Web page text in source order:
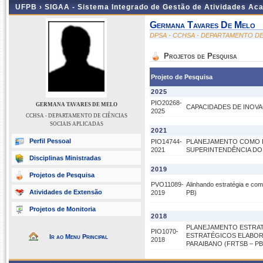
UFPB › SIGAA - Sistema Integrado de Gestão de Atividades
GERMANA TAVARES DE MELO
CCHSA - DEPARTAMENTO DE CIÊNCIAS
SOCIAIS APLICADAS
Perfil Pessoal
Disciplinas Ministradas
Projetos de Pesquisa
Atividades de Extensão
Projetos de Monitoria
Ir ao Menu Principal
Germana Tavares De Melo
DPSA - CCHSA - DEPARTAMENTO
Projetos de Pesquisa
Projeto de Pesquisa
2025
PIO20268-
2025
CAPACIDADES DE
2021
PIO14744-
2021
PLANEJAMENTO COMO
SUPERINTENDÊNCIA
2019
PVO11089-
2019
Alinhando estratégia e
PB)
2018
PIO1070-
2018
PLANEJAMENTO
ESTRATÉGICOS
PARAIBANO (FRTSB –